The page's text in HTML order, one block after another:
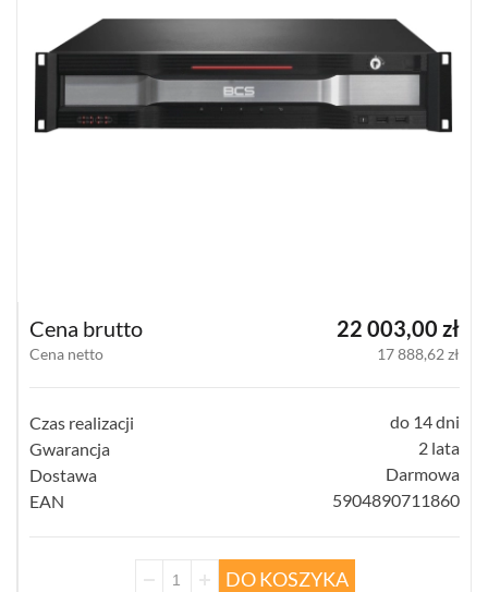
(77)
16
(64)
128
POWYŻEJ
128
KANAŁÓW
Cena brutto 22 003,00 zł
Cena netto 17 888,62 zł
Czas realizacji
do 14 dni
Gwarancja
2 lata
Dostawa
Darmowa
EAN
5904890711860
DO KOSZYKA